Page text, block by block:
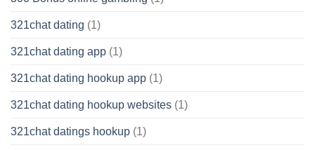
321chat dating (1)
321chat dating app (1)
321chat dating hookup app (1)
321chat dating hookup websites (1)
321chat datings hookup (1)